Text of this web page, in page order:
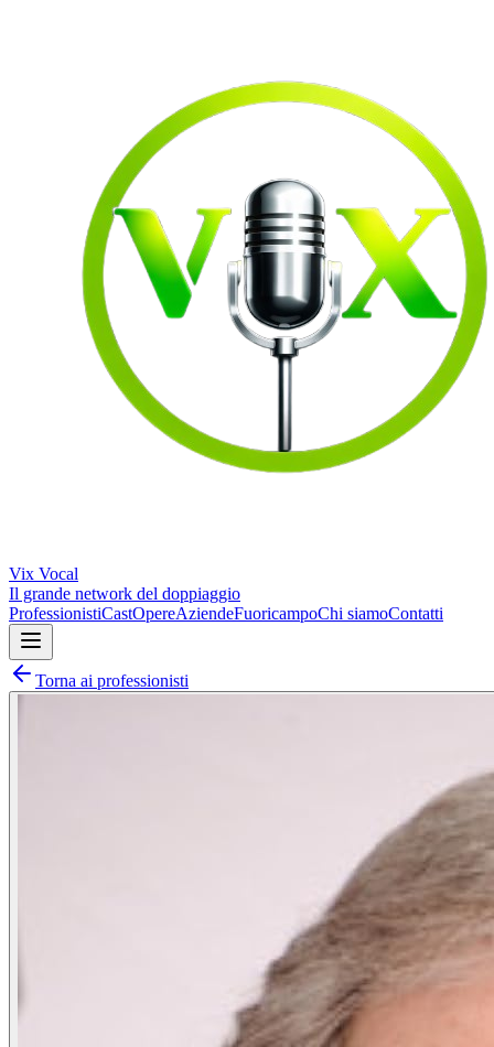
Vix Vocal
Il grande network del doppiaggio
ProfessionistiCastOpereAziendeFuoricampoChi siamoContatti
Torna ai professionisti